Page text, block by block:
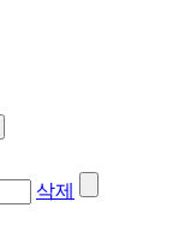
삭제